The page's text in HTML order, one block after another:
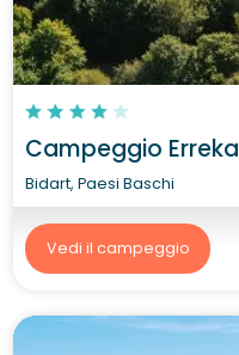
Campeggio Erreka
Bidart, Paesi Baschi
Vedi il campeggio